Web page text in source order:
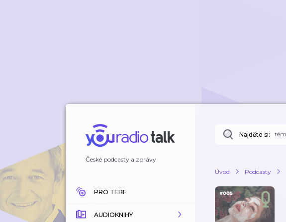
České podcasty a zprávy
PRO TEBE
AUDIOKNIHY
Najděte si:
Úvod Podcasty